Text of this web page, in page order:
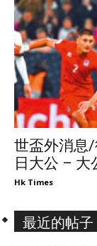
世盃外消息
日大公 – 大
Hk Times
最近的帖子